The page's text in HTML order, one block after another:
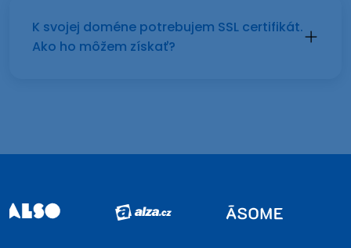
K svojej doméne potrebujem SSL certifikát.
Ako ho môžem získať?